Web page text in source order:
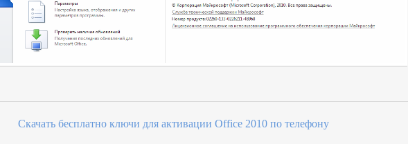
Скачать бесплатно ключи для активации Office 2010 по телефону